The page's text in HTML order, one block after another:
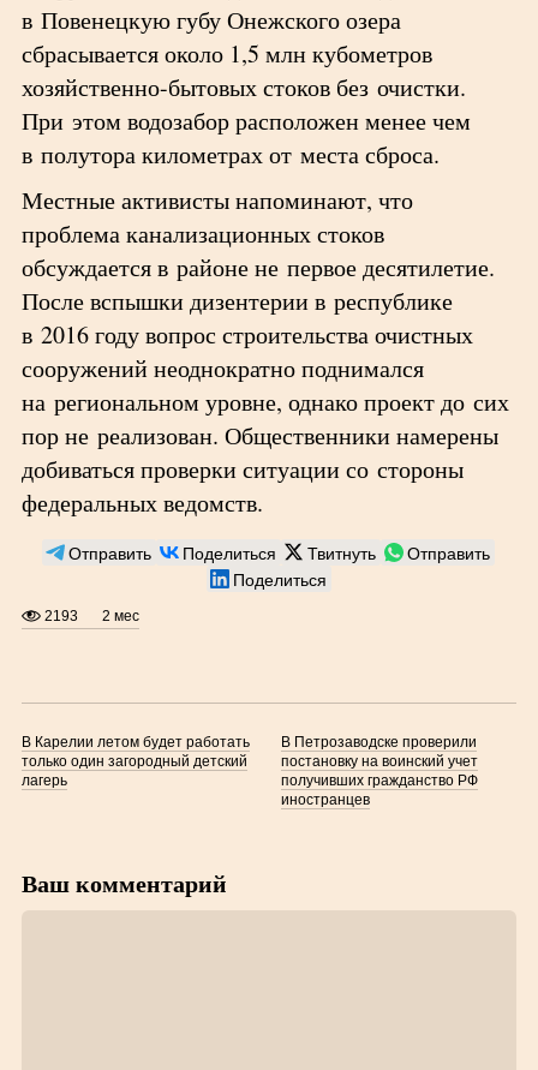
в Повенецкую губу Онежского озера
сбрасывается около 1,5 млн кубометров
хозяйственно-бытовых стоков без очистки.
При этом водозабор расположен менее чем
в полутора километрах от места сброса.
Местные активисты напоминают, что
проблема канализационных стоков
обсуждается в районе не первое десятилетие.
После вспышки дизентерии в республике
в 2016 году вопрос строительства очистных
сооружений неоднократно поднимался
на региональном уровне, однако проект до сих
пор не реализован. Общественники намерены
добиваться проверки ситуации со стороны
федеральных ведомств.
Отправить Поделиться Твитнуть
Отправить
Поделиться
2193 2 мес
В Карелии летом будет работать
только один загородный детский
лагерь
В Петрозаводске проверили
постановку на воинский учет
получивших гражданство РФ
иностранцев
Ваш комментарий